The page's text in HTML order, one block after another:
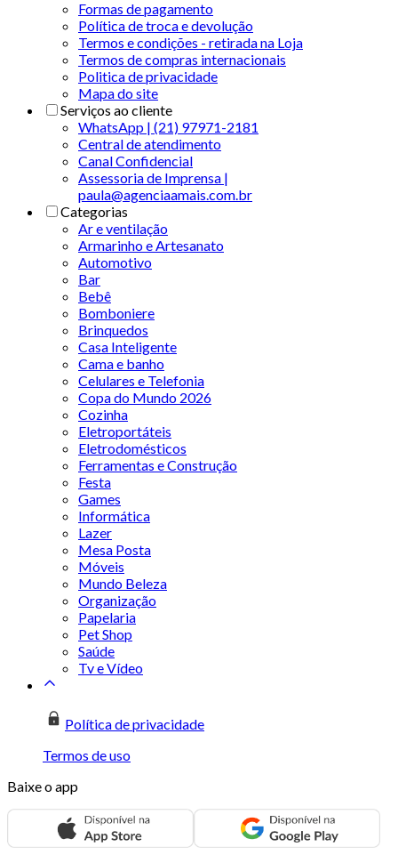
Formas de pagamento
Política de troca e devolução
Termos e condições - retirada na Loja
Termos de compras internacionais
Politica de privacidade
Mapa do site
Serviços ao cliente
WhatsApp | (21) 97971-2181
Central de atendimento
Canal Confidencial
Assessoria de Imprensa |
paula@agenciaamais.com.br
Categorias
Ar e ventilação
Armarinho e Artesanato
Automotivo
Bar
Bebê
Bomboniere
Brinquedos
Casa Inteligente
Cama e banho
Celulares e Telefonia
Copa do Mundo 2026
Cozinha
Eletroportáteis
Eletrodomésticos
Ferramentas e Construção
Festa
Games
Informática
Lazer
Mesa Posta
Móveis
Mundo Beleza
Organização
Papelaria
Pet Shop
Saúde
Tv e Vídeo
Política de privacidade
Termos de uso
Baixe o app